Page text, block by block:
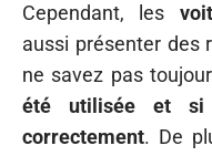
Cependant, les
aussi présenter des
ne savez pas
été utilisée et si
correctement. De